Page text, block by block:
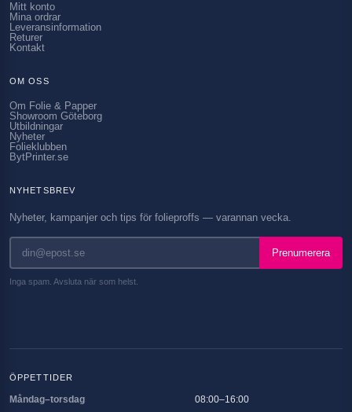
Mitt konto
Mina ordrar
Leveransinformation
Returer
Kontakt
OM OSS
Om Folie & Papper
Showroom Göteborg
Utbildningar
Nyheter
Folieklubben
BytPrinter.se
NYHETSBREV
Nyheter, kampanjer och tips för folieproffs — varannan vecka.
Prenumerera
Inga spam. Avsluta när som helst.
ÖPPETTIDER
Måndag–torsdag
08:00–16:00